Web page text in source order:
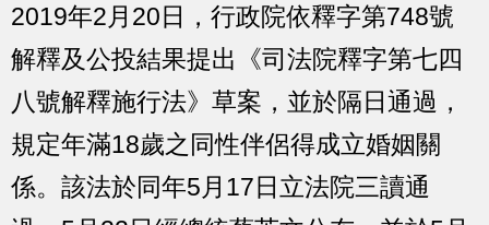
2019年2月20日，行政院依釋字第748號
解釋及公投結果提出《司法院釋字第七四
八號解釋施行法》草案，並於隔日通過，
規定年滿18歲之同性伴侶得成立婚姻關
係。該法於同年5月17日立法院三讀通